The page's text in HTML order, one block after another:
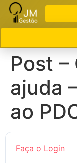
Post –
ajuda
ao
Faça o Login